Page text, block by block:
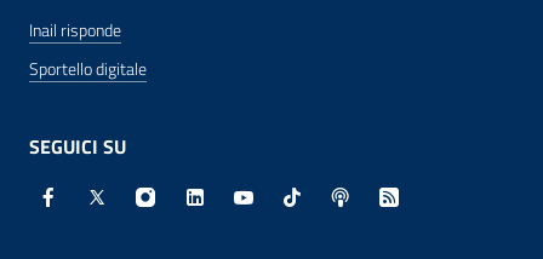
Inail risponde
Sportello digitale
SEGUICI SU
Facebook - Sito esterno - Apertura in nuova finestra
X - Sito esterno - Apertura in nuova finestra
Instagram - Sito esterno - Apertura in
Linkedin - Sito esterno - Apertura in
Youtube - Sito esterno -
TikTok - Sito esterno -
Spreaker - Sito
Feed RSS -